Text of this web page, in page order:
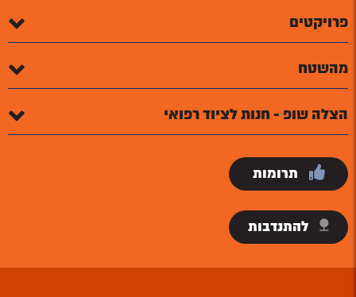
פרויקטים
מהשטח
הצלה שופ - חנות לציוד רפואי
תרומות
להתנדבות